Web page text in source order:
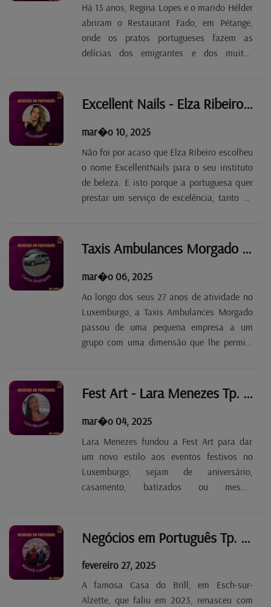
Há 13 anos, Regina Lopes e o marido Hélder
abriram o Restaurant Fado, em Pétange,
onde os pratos portugueses fazem as
delícias dos emigrantes e dos muitos
Para fazer jus ao nome, são organizadas,Excellent Nails - Elza Ribeiro Tp. 2 Ep. 51
mar�o 10, 2025
Não foi por acaso que Elza Ribeiro escolheu
o nome ExcellentNails para o seu instituto
de beleza. E isto porque a portuguesa quer
prestar um serviço de excelência, tanto no
também está presente nas sessões deTaxis Ambulances Morgado - Carlos Rodrigues Tp. 2 Ep. 50
mar�o 06, 2025
Ao longo dos seus 27 anos de atividade no
Luxemburgo, a Taxis Ambulances Morgado
passou de uma pequena empresa a um
grupo com uma dimensão que lhe permite
que o objetivo é crescer mais. O negócioFest Art - Lara Menezes Tp. 2 Ep. 49
mar�o 04, 2025
Lara Menezes fundou a Fest Art para dar
um novo estilo aos eventos festivos no
Luxemburgo, sejam de aniversário,
casamento, batizados ou mesmo
previamente escolhido, e de o pôr em
prática, personalizando objetos de
decoração e...
Negócios em Português Tp. 2 Ep. 48 - Marcelo Lacerda
fevereiro 27, 2025
A famosa Casa do Brill, em Esch-sur-
Alzette, que faliu em 2023, renasceu com